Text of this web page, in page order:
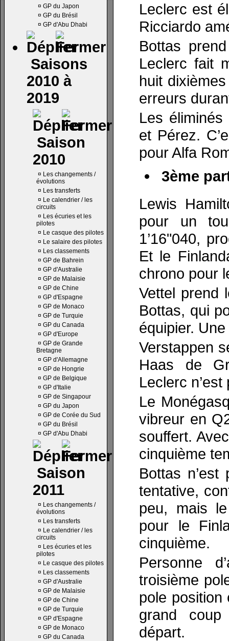
¤ GP du Japon
¤ GP du Brésil
¤ GP d'Abu Dhabi
Saisons
2010 à
2019
Saison
2010
¤ Les changements /
évolutions
¤ Les transferts
¤ Le calendrier / les
circuits
¤ Les écuries et les
pilotes
¤ Le casque des pilotes
¤ Le salaire des pilotes
¤ Les classements
¤ GP de Bahrein
¤ GP d'Australie
¤ GP de Malaisie
¤ GP de Chine
¤ GP d'Espagne
¤ GP de Monaco
¤ GP de Turquie
¤ GP du Canada
¤ GP d'Europe
¤ GP de Grande
Bretagne
¤ GP d'Allemagne
¤ GP de Hongrie
¤ GP de Belgique
¤ GP d'Italie
¤ GP de Singapour
¤ GP du Japon
¤ GP de Corée du Sud
¤ GP du Brésil
¤ GP d'Abu Dhabi
Saison
2011
¤ Les changements /
évolutions
¤ Les transferts
¤ Le calendrier / les
circuits
¤ Les écuries et les
pilotes
¤ Le casque des pilotes
¤ Les classements
¤ GP d'Australie
¤ GP de Malaisie
¤ GP de Chine
¤ GP de Turquie
¤ GP d'Espagne
¤ GP de Monaco
¤ GP du Canada
Leclerc est
Ricciardo
Bottas
Leclerc fait
huit
erreurs
Les
et Pérez.
pour Alfa
3ème
Lewis
pour un
1’16"040,
Et le
chrono pour
Vettel prend
Bottas, qui
équipier.
Verstappen
Haas de
Leclerc
Le
vibreur en
souffert.
cinquième
Bottas
tentative,
peu, mais
pour le
cinquième.
Personne
troisième
pole position
grand
départ.